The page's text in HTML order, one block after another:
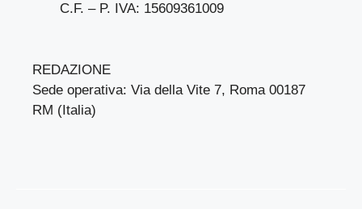
C.F. – P. IVA: 15609361009
REDAZIONE
Sede operativa: Via della Vite 7, Roma 00187
RM (Italia)